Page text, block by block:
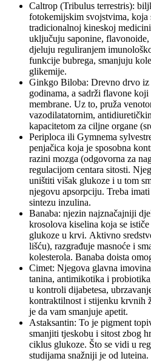
Caltrop (Tribulus terrestris):
fotokemijskim svojstvima, koja
tradicionalnoj kineskoj
uključuju saponine,
djeluju reguliranjem
funkcije bubrega, smanjuju
glikemije.
Ginkgo Biloba: Drevno drvo iz
godinama, a sadrži flavone
membrane. Uz to, pruža
vazodilatatornim,
kapacitetom za ciljne organe
Periploca ili Gymnema
penjačica koja je sposobna
razini mozga (odgovorna za
regulacijom centara sitosti.
uništiti višak glukoze i u tom
njegovu apsorpciju. Treba
sintezu inzulina.
Banaba: njezin najznačajniji
krosolova kiselina koja se
glukoze u krvi. Aktivno
lišću), razgrađuje masnoće i
kolesterola. Banaba doista
Cimet: Njegova glavna
tanina, antimikotika i
u kontroli dijabetesa,
kontraktilnost i stijenku krvnih
je da vam smanjuje apetit.
Astaksantin: To je pigment
smanjiti tjeskobu i sitost zbog
ciklus glukoze. Što se vidi u
studijama snažniji je od luteina.